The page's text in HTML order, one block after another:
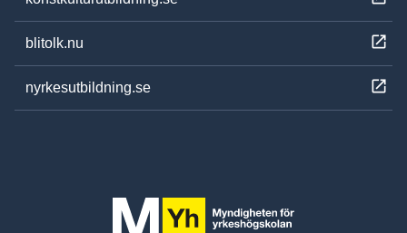
blitolk.nu
nyrkesutbildning.se